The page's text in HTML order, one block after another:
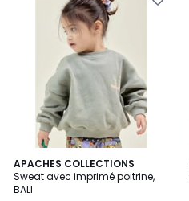
APACHES COLLECTIONS
Sweat avec imprimé poitrine,
BALI